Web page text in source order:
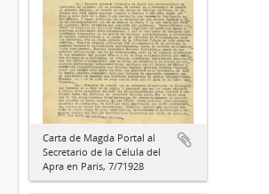
Carta de Magda Portal al
Secretario de la Célula del
Apra en París, 7/71928